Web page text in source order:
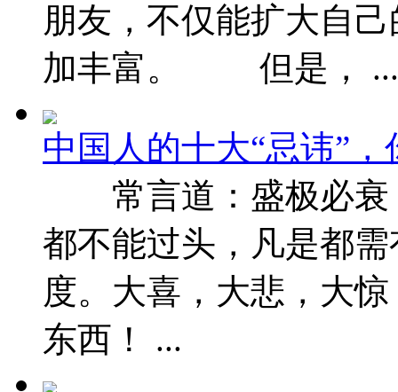
朋友，不仅能扩大自
加丰富。 但是， ...
中国人的十大“忌讳”
常言道：盛极必
都不能过头，凡是都
度。大喜，大悲，大
东西！ ...